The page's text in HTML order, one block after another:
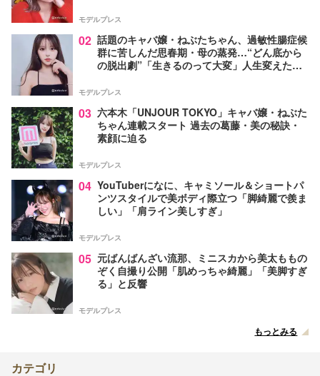
モデルプレス
02 話題のキャバ嬢・ねぶたちゃん、過敏性腸症候
群に苦しんだ思春期・母の蒸発…“どん底から
の脱出劇”「生きるのって大変」人生変えた言
モデルプレス
03 六本木「UNJOUR TOKYO」キャバ嬢・ねぶた
ちゃん連載スタート 過去の葛藤・美の秘訣・
素顔に迫る
モデルプレス
04 YouTuberになに、キャミソール＆ショートパ
ンツスタイルで美ボディ際立つ「脚綺麗で羨ま
しい」「肩ライン美しすぎ」
モデルプレス
05 元ばんばんざい流那、ミニスカから美太ももの
ぞく自撮り公開「肌めっちゃ綺麗」「美脚すぎ
る」と反響
モデルプレス
もっとみる
カテゴリ